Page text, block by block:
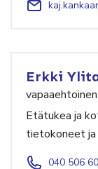
Erkki
vapaaehtoinen
Etätukea ja
tietokoneet
040 506